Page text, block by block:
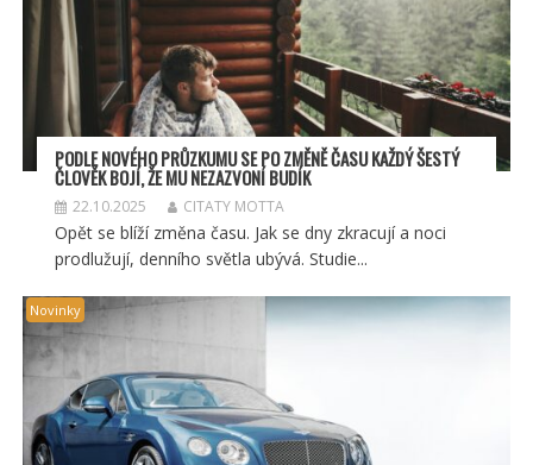
PODLE NOVÉHO PRŮZKUMU SE PO ZMĚNĚ ČASU KAŽDÝ ŠESTÝ
ČLOVĚK BOJÍ, ŽE MU NEZAZVONÍ BUDÍK
22.10.2025 CITATY MOTTA
Opět se blíží změna času. Jak se dny zkracují a noci
prodlužují, denního světla ubývá. Studie...
Novinky